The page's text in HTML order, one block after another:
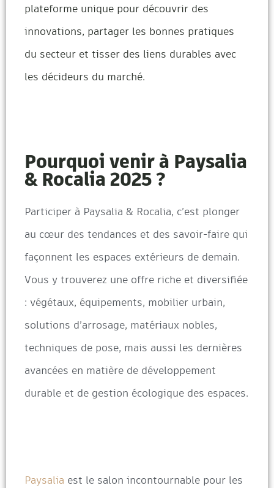
plateforme unique pour découvrir des
innovations, partager les bonnes pratiques
du secteur et tisser des liens durables avec
les décideurs du marché.
Pourquoi venir à Paysalia
& Rocalia 2025 ?
Participer à Paysalia & Rocalia, c’est plonger
au cœur des tendances et des savoir-faire qui
façonnent les espaces extérieurs de demain.
Vous y trouverez une offre riche et diversifiée
: végétaux, équipements, mobilier urbain,
solutions d’arrosage, matériaux nobles,
techniques de pose, mais aussi les dernières
avancées en matière de développement
durable et de gestion écologique des espaces.
Paysalia est le salon incontournable pour les